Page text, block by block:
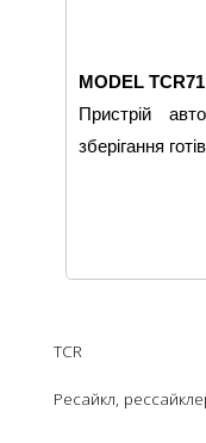
MODEL TCR71
Пристрій
зберігання
TCR
Ресайкл,